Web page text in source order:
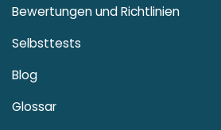
Bewertungen und Richtlinien
Selbsttests
Blog
Glossar